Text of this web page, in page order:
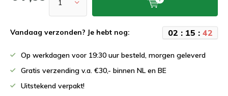
Vandaag verzonden? Je hebt nog: 02 : 15 : 42
Op werkdagen voor 19:30 uur besteld, morgen geleverd
Gratis verzending v.a. €30,- binnen NL en BE
Uitstekend verpakt!